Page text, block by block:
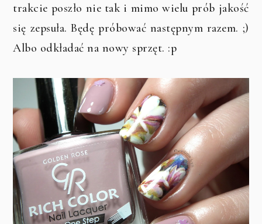
trakcie poszło nie tak i mimo wielu prób jakość
się zepsuła. Będę próbować następnym razem. ;)
Albo odkładać na nowy sprzęt. :p